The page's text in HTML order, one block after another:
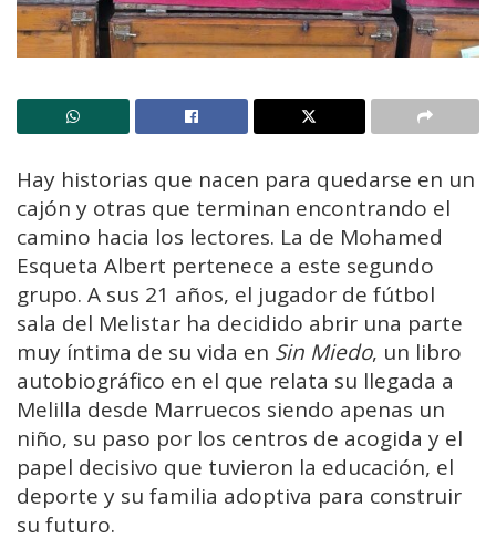
Hay historias que nacen para quedarse en un
cajón y otras que terminan encontrando el
camino hacia los lectores. La de Mohamed
Esqueta Albert pertenece a este segundo
grupo. A sus 21 años, el jugador de fútbol
sala del Melistar ha decidido abrir una parte
muy íntima de su vida en Sin Miedo, un libro
autobiográfico en el que relata su llegada a
Melilla desde Marruecos siendo apenas un
niño, su paso por los centros de acogida y el
papel decisivo que tuvieron la educación, el
deporte y su familia adoptiva para construir
su futuro.